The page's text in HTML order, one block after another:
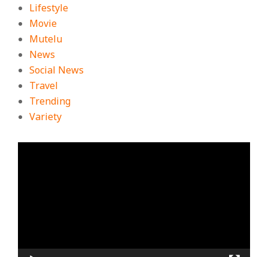
Lifestyle
Movie
Mutelu
News
Social News
Travel
Trending
Variety